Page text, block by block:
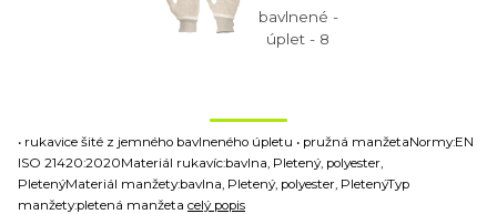
• rukavice šité z jemného bavlneného úpletu • pružná manžetaNormy:EN
ISO 21420:2020Materiál rukavíc:bavlna, Pletený, polyester,
PletenýMateriál manžety:bavlna, Pletený, polyester, PletenýTyp
manžety:pletená manžeta celý popis